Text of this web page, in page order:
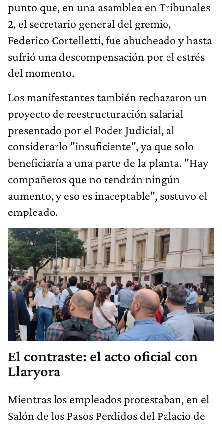
punto que, en una asamblea en Tribunales
2, el secretario general del gremio,
Federico Cortelletti, fue abucheado y hasta
sufrió una descompensación por el estrés
del momento.
Los manifestantes también rechazaron un
proyecto de reestructuración salarial
presentado por el Poder Judicial, al
considerarlo "insuficiente", ya que solo
beneficiaría a una parte de la planta. "Hay
compañeros que no tendrán ningún
aumento, y eso es inaceptable", sostuvo el
empleado.
El contraste: el acto oficial con
Llaryora
Mientras los empleados protestaban, en el
Salón de los Pasos Perdidos del Palacio de